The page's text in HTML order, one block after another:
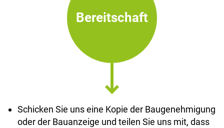
Bereitschaft
Schicken Sie uns eine Kopie der Baugenehmigung
oder der Bauanzeige und teilen Sie uns mit, dass